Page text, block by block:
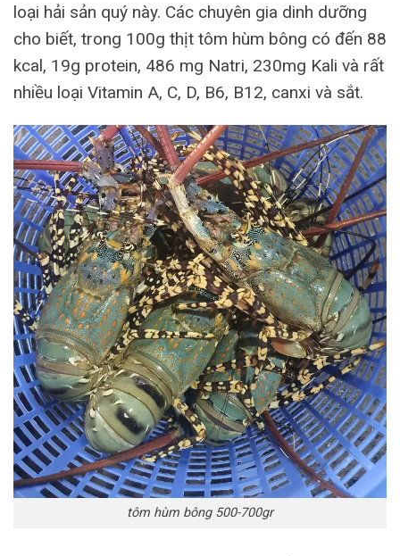
loại hải sản quý này. Các chuyên gia dinh dưỡng
cho biết, trong 100g thịt tôm hùm bông có đến 88
kcal, 19g protein, 486 mg Natri, 230mg Kali và rất
nhiều loại Vitamin A, C, D, B6, B12, canxi và sắt.
tôm hùm bông 500-700gr